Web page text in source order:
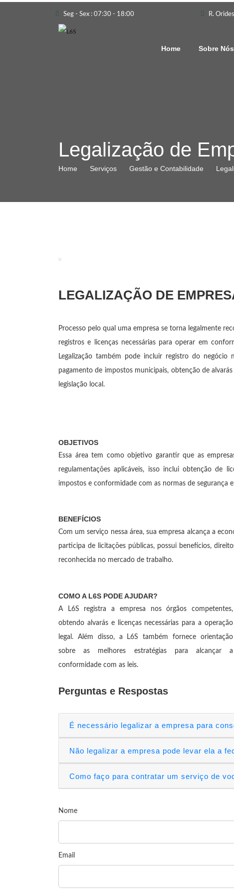
Seg - Sex : 07:30 - 18:00 R.
Home Sobre Nós
Legalização de
Home Serviços Gestão e Contabilidade
LEGALIZAÇÃO DE
Processo pelo qual uma empresa se torna legalmente
registros e licenças necessárias para operar em
Legalização também pode incluir registro do
pagamento de impostos municipais, obtenção de
legislação local.
OBJETIVOS
Essa área tem como objetivo garantir que as
regulamentações aplicáveis, isso inclui obtenção de
impostos e conformidade com as normas de segurança
BENEFÍCIOS
Com um serviço nessa área, sua empresa alcança a
participa de licitações públicas, possui benefícios,
reconhecida no mercado de trabalho.
COMO A L6S PODE AJUDAR?
A L6S registra a empresa nos órgãos competentes,
obtendo alvarás e licenças necessárias para a operação
legal. Além disso, a L6S também fornece orientação
sobre as melhores estratégias para alcançar a
conformidade com as leis.
Perguntas e Respostas
É necessário legalizar a empresa para
Não legalizar a empresa pode levar ela a
Como faço para contratar um serviço de
Nome
Email